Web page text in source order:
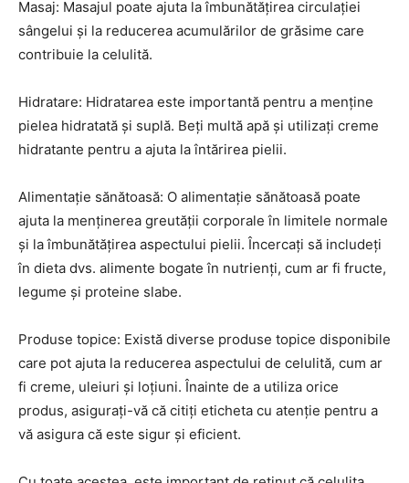
Masaj: Masajul poate ajuta la îmbunătățirea circulației
sângelui și la reducerea acumulărilor de grăsime care
contribuie la celulită.
Hidratare: Hidratarea este importantă pentru a menține
pielea hidratată și suplă. Beți multă apă și utilizați creme
hidratante pentru a ajuta la întărirea pielii.
Alimentație sănătoasă: O alimentație sănătoasă poate
ajuta la menținerea greutății corporale în limitele normale
și la îmbunătățirea aspectului pielii. Încercați să includeți
în dieta dvs. alimente bogate în nutrienți, cum ar fi fructe,
legume și proteine slabe.
Produse topice: Există diverse produse topice disponibile
care pot ajuta la reducerea aspectului de celulită, cum ar
fi creme, uleiuri și loțiuni. Înainte de a utiliza orice
produs, asigurați-vă că citiți eticheta cu atenție pentru a
vă asigura că este sigur și eficient.